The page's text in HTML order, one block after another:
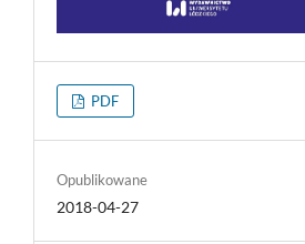
PDF
Opublikowane
2018-04-27